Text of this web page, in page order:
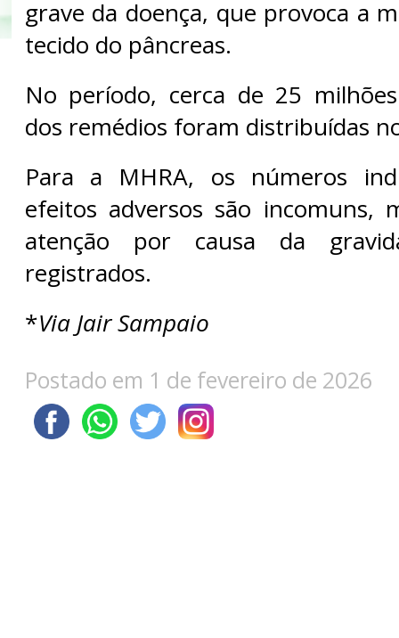
grave da doença, que provoca a
tecido do pâncreas.
No período, cerca de 25
dos remédios foram distribuídas
Para a MHRA, os números
efeitos adversos são incomuns,
atenção por causa da
registrados.
*Via Jair Sampaio
Postado em 1 de fevereiro de 2026